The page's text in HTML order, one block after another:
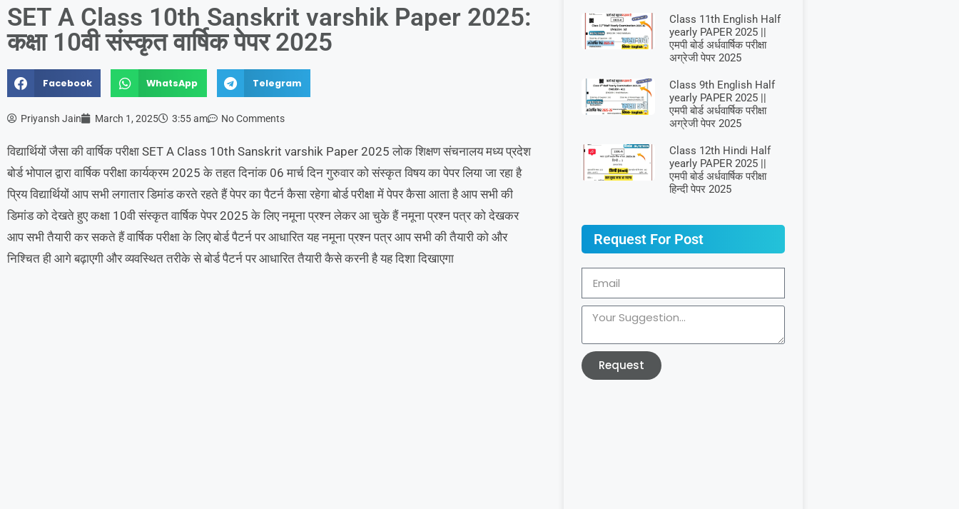
SET A Class 10th Sanskrit varshik Paper 2025:
कक्षा 10वी संस्कृत वार्षिक पेपर 2025
Facebook WhatsApp Telegram
Priyansh Jain March 1, 2025 3:55 am No Comments
विद्यार्थियों जैसा की वार्षिक परीक्षा SET A Class 10th Sanskrit varshik Paper 2025 लोक शिक्षण संचनालय मध्य प्रदेश
बोर्ड भोपाल द्वारा वार्षिक परीक्षा कार्यक्रम 2025 के तहत दिनांक 06 मार्च दिन गुरुवार को संस्कृत विषय का पेपर लिया जा रहा है
प्रिय विद्यार्थियों आप सभी लगातार डिमांड करते रहते हैं पेपर का पैटर्न कैसा रहेगा बोर्ड परीक्षा में पेपर कैसा आता है आप सभी की
डिमांड को देखते हुए कक्षा 10वी संस्कृत वार्षिक पेपर 2025 के लिए नमूना प्रश्न लेकर आ चुके हैं नमूना प्रश्न पत्र को देखकर
आप सभी तैयारी कर सकते हैं वार्षिक परीक्षा के लिए बोर्ड पैटर्न पर आधारित यह नमूना प्रश्न पत्र आप सभी की तैयारी को और
निश्चित ही आगे बढ़ाएगी और व्यवस्थित तरीके से बोर्ड पैटर्न पर आधारित तैयारी कैसे करनी है यह दिशा दिखाएगा
Class 11th English Half
yearly PAPER 2025 ||
एमपी बोर्ड अर्धवार्षिक परीक्षा
अग्रेजी पेपर 2025
Class 9th English Half
yearly PAPER 2025 ||
एमपी बोर्ड अर्धवार्षिक परीक्षा
अग्रेजी पेपर 2025
Class 12th Hindi Half
yearly PAPER 2025 ||
एमपी बोर्ड अर्धवार्षिक परीक्षा
हिन्दी पेपर 2025
Request For Post
Request